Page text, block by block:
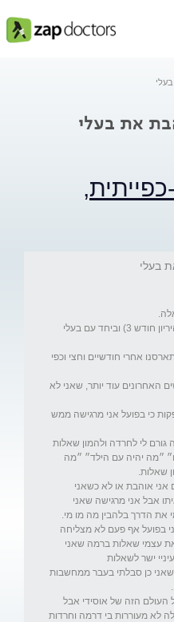
את בעלי
בעלי
אני נשואה חמישה חודשים (בהיריון חודש 3) וביחד עם בעלי
אחרי חודשיים וחצי וכפי
האחרונים עוד יותר, שאני לא
כי בפועל אני מרגישה ממש
לי לחרדה ולהמון שאלות
״מה יהיה עם הילד״ ״מה
אני אוהבת או לא כשאני
אבל אני מרגישה שאני
בפועל אף פעם לא מצליחה
עצמי שאלות ברמה שאני
שאני כן סבלתי בעבר ממחשבות
הזה של אוסידי אבל
לא מעוררות בי דרמה וחרדות